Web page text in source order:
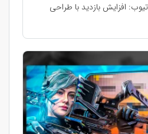
افزایش بازدید با طراحی